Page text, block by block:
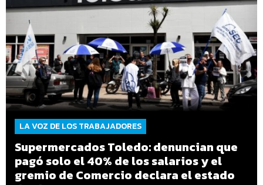
LA VOZ DE LOS TRABAJADORES
Supermercados Toledo: denuncian que
pagó solo el 40% de los salarios y el
gremio de Comercio declara el estado